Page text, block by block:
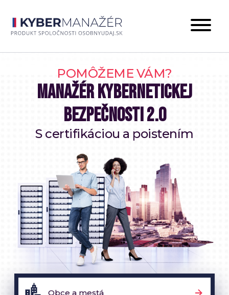
POMÔŽEME VÁM?
MANAŽÉR KYBERNETICKEJ
BEZPEČNOSTI 2.0
S certifikáciou a poistením
Obce a mestá